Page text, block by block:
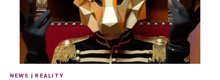
NEWS | REALITY